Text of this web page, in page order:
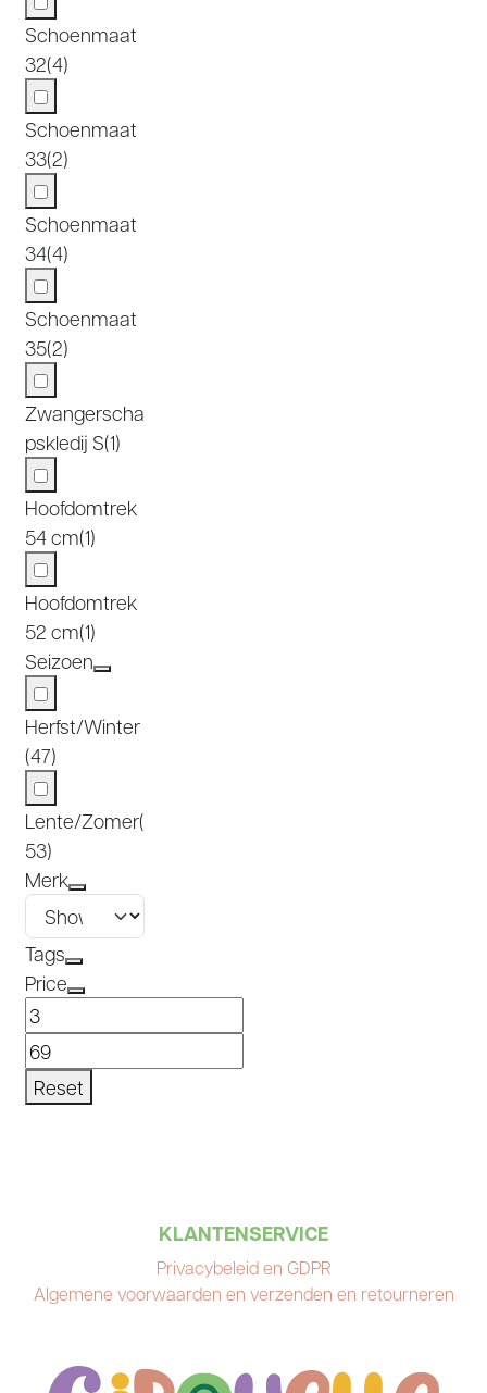
Schoenmaat
32(4)
Schoenmaat
33(2)
Schoenmaat
34(4)
Schoenmaat
35(2)
Zwangerscha
pskledij S(1)
Hoofdomtrek
54 cm(1)
Hoofdomtrek
52 cm(1)
Seizoen
Herfst/Winter
(47)
Lente/Zomer(
53)
Merk
Tags
Price
Reset
KLANTENSERVICE
Privacybeleid en GDPR
Algemene voorwaarden en verzenden en retourneren